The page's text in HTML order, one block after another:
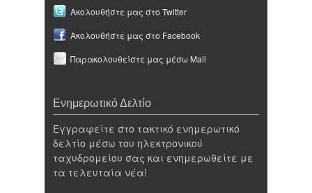
Ακολουθήστε μας στο Twitter
Ακολουθήστε μας στο Facebook
Παρακολουθείστε μας μέσω Mail
Ενημερωτικό Δελτίο
Εγγραφείτε στο τακτικό ενημερωτικό
δελτίο μέσω του ηλεκτρονικού
ταχυδρομείου σας και ενημερωθείτε με
τα τελευταία νέα!